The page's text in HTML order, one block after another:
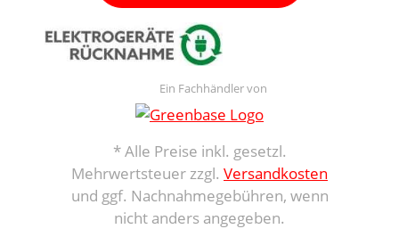
Ein Fachhändler von
* Alle Preise inkl. gesetzl.
Mehrwertsteuer zzgl. Versandkosten
und ggf. Nachnahmegebühren, wenn
nicht anders angegeben.